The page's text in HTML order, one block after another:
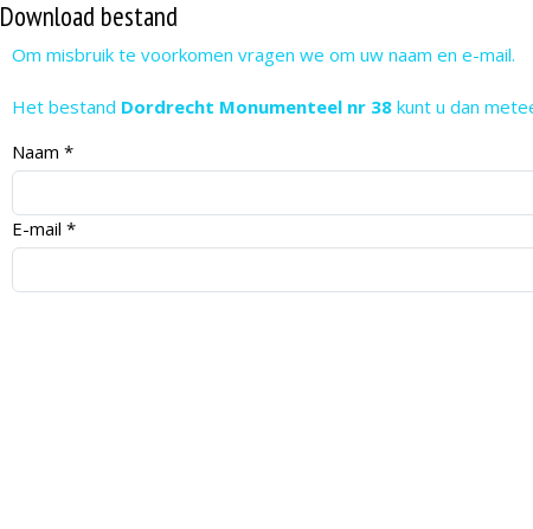
Download bestand
Om misbruik te voorkomen vragen we om uw naam en e-mail.
Het bestand Dordrecht Monumenteel nr 38 kunt u dan
Naam *
E-mail *